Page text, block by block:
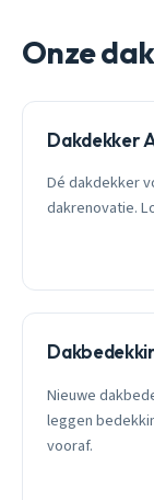
Onze
Dakdekker
Dé dakdekker
dakrenovatie.
Nieuwe
leggen
vooraf.